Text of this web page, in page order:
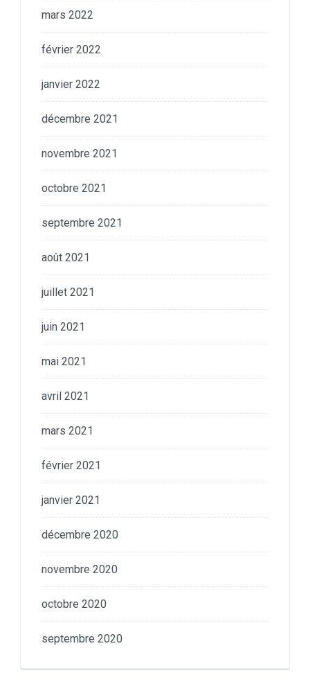
mars 2022
février 2022
janvier 2022
décembre 2021
novembre 2021
octobre 2021
septembre 2021
août 2021
juillet 2021
juin 2021
mai 2021
avril 2021
mars 2021
février 2021
janvier 2021
décembre 2020
novembre 2020
octobre 2020
septembre 2020